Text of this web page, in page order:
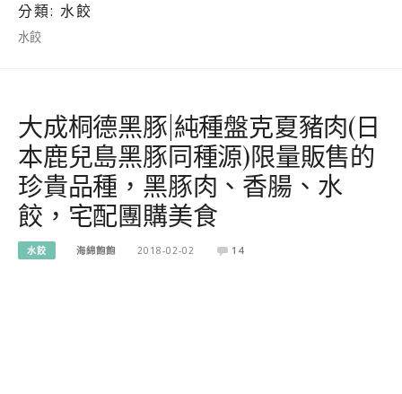
分類: 水餃
水餃
大成桐德黑豚|純種盤克夏豬肉(日
本鹿兒島黑豚同種源)限量販售的
珍貴品種，黑豚肉、香腸、水
餃，宅配團購美食
水餃 海綿飽飽 2018-02-02 14